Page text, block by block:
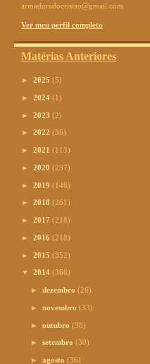
armaduradocristao@gmail.com
Ver meu perfil completo
Matérias Anteriores
► 2025 (5)
► 2024 (1)
► 2023 (2)
► 2022 (36)
► 2021 (113)
► 2020 (237)
► 2019 (146)
► 2018 (261)
► 2017 (218)
► 2016 (218)
► 2015 (352)
▼ 2014 (366)
►dezembro(26)
►novembro(33)
►outubro(38)
►setembro(30)
►agosto(36)